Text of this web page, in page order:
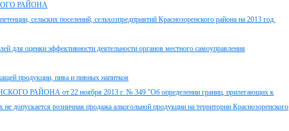
РАЙОНА
сельских поселений, сельхозпредприятий Краснозоренского района на 2013 год.
для оценки эффективности деятельности органов местного самоуправления
продукции, пива и пивных напитков
от 22 ноября 2013 г. № 349 "Об определении границ, прилегающих к
допускается розничная продажа алкогольной продукции на территории Краснозоренского